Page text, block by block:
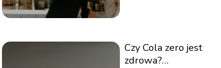
Czy Cola zero jest
zdrowa?